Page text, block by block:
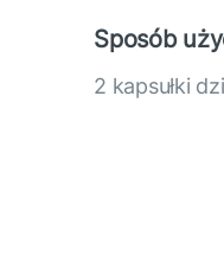
Sposób
2 kapsułki